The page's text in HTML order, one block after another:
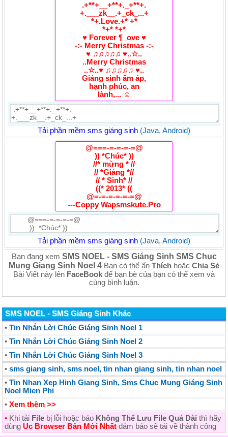
.+**+__+**+._+**+.
+.___zk__.+_ck_...+
*+.Love.+* +*
*+* *+*
♥ Forever ¶_ove ♥
-:- Merry Christmas -:-
♥ ♫♫♫♫♫ ♥..☆..
..Merry Christmas
..☆..♥ ♫♫♫♫♫ ♥..
Giáng sinh ấm áp,
hạnh phúc, an
lành,... ☺
Tải phần mềm sms giáng sinh (Java, Android)
@===-=-=-=-=@
)) *Chúc* ))
//* mừng * //
// *Giáng *//
// * Sinh* //
((* 2013* ((
@=-=-=-=-=-=@
---Coppy Wapsmskute.Pro
Tải phần mềm sms giáng sinh (Java, Android)
Bạn đang xem SMS NOEL - SMS Giáng Sinh SMS Chuc
Mung Giang Sinh Noel 4 Bạn có thể ấn Thích hoặc Chia Sẻ
Bài Viết này lên FaceBook để bạn bè của bạn có thể xem và
cùng bình luận.
SMS NOEL - SMS Giáng Sinh Khác
• Tin Nhắn Lời Chúc Giáng Sinh Noel 1
• Tin Nhắn Lời Chúc Giáng Sinh Noel 2
• Tin Nhắn Lời Chúc Giáng Sinh Noel 3
• sms giang sinh, sms noel, tin nhan giang sinh, tin nhan noel
• Tin Nhan Xep Hinh Giang Sinh, Sms Chuc Mung Giáng Sinh
Noel Mien Phi
• Xem thêm >>
• Khi tải File bị lỗi hoặc báo Không Thể Lưu File Quá Dài thì hãy
dùng Uc Browser Bản Mới Nhất đảm bảo sẽ tải về thành công